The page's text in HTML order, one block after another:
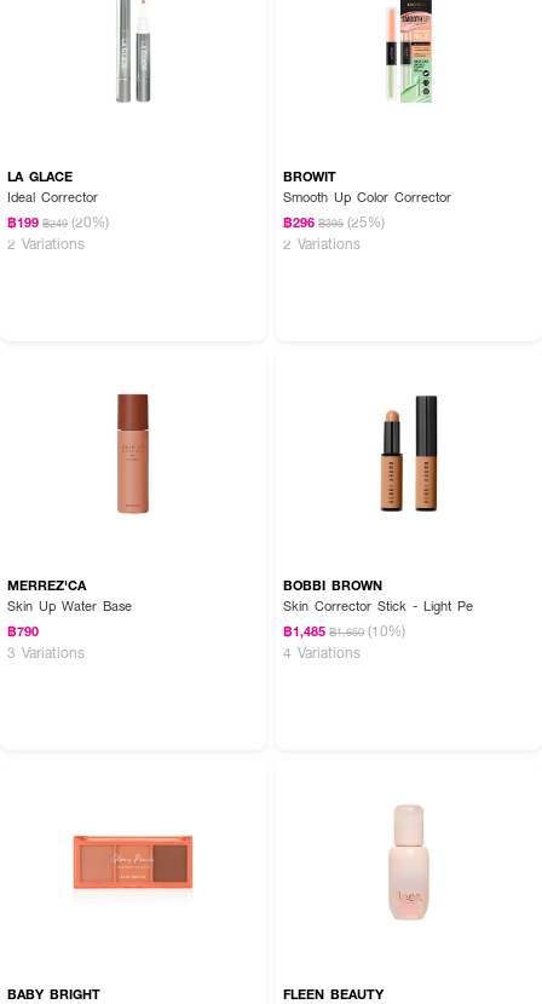
LA GLACE
Ideal Corrector
฿199 ฿249 (20%)
2 Variations
BROWIT
Smooth Up Color Corrector
฿296 ฿395 (25%)
2 Variations
MERREZ'CA
Skin Up Water Base
฿790
3 Variations
BOBBI BROWN
Skin Corrector Stick - Light Pe
฿1,485 ฿1,650 (10%)
4 Variations
BABY BRIGHT FLEEN BEAUTY